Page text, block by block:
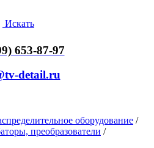
Искать
653-87-97
detail.ru
оборудование /
преобразователи /